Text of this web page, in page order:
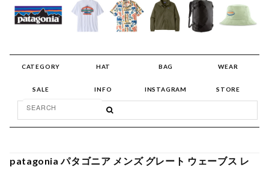
CATEGORY HAT BAG WEAR
SALE INFO INSTAGRAM STORE
patagonia パタゴニア メンズ グレート ウェーブス レ